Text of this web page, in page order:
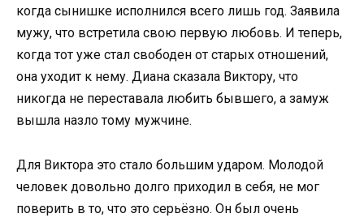
когда сынишке исполнился всего лишь год. Заявила
мужу, что встретила свою первую любовь. И теперь,
когда тот уже стал свободен от старых отношений,
она уходит к нему. Диана сказала Виктору, что
никогда не переставала любить бывшего, а замуж
вышла назло тому мужчине.
Для Виктора это стало большим ударом. Молодой
человек довольно долго приходил в себя, не мог
поверить в то, что это серьёзно. Он был очень